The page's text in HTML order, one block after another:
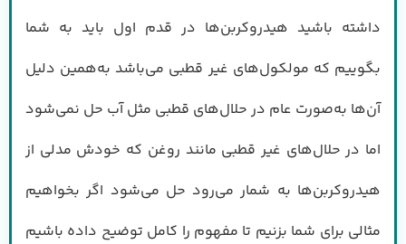
داشته باشید هیدروکربن‌ها در قدم اول باید به شما
بگوییم که مولکول‌های غیر قطبی می‌باشد به‌همین دلیل
آن‌ها به‌صورت عام در حلال‌های قطبی مثل آب حل نمی‌شود
اما در حلال‌های غیر قطبی مانند روغن که خودش مدلی از
هیدروکربن‌ها به شمار می‌رود حل می‌شود اگر بخواهیم
مثالی برای شما بزنیم تا مفهوم را کامل توضیح داده باشیم